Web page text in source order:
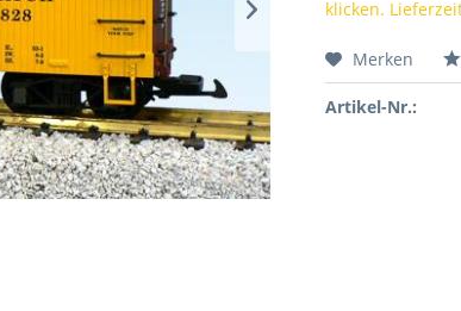
klicken.
Merken
Artikel-Nr.: